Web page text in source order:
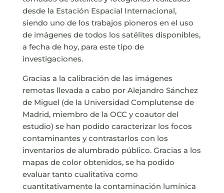
desde la Estación Espacial Internacional,
siendo uno de los trabajos pioneros en el uso
de imágenes de todos los satélites disponibles,
a fecha de hoy, para este tipo de
investigaciones.
Gracias a la calibración de las imágenes
remotas llevada a cabo por Alejandro Sánchez
de Miguel (de la Universidad Complutense de
Madrid, miembro de la OCC y coautor del
estudio) se han podido caracterizar los focos
contaminantes y contrastarlos con los
inventarios de alumbrado público. Gracias a los
mapas de color obtenidos, se ha podido
evaluar tanto cualitativa como
cuantitativamente la contaminación lumínica